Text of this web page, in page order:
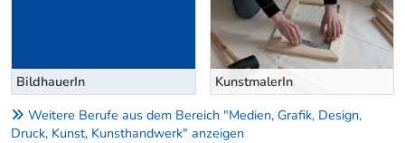
BildhauerIn KunstmalerIn
Weitere Berufe aus dem Bereich "Medien, Grafik, Design,
Druck, Kunst, Kunsthandwerk" anzeigen